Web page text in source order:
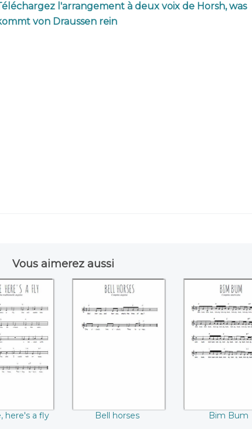
l'arrangement à deux voix de Horsh, was
von Draussen rein
Vous aimerez aussi
here's a
fly
here's a fly
Bell horses
Bell horses
Bim Bum
Bim Bum